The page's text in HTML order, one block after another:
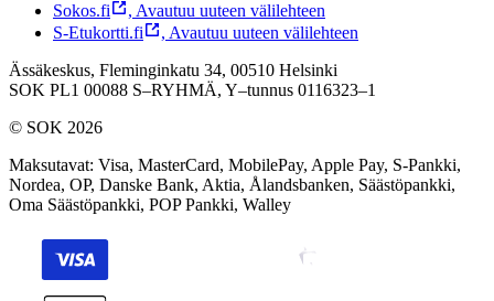
Sokos.fi
, Avautuu uuteen välilehteen
S-Etukortti.fi
, Avautuu uuteen välilehteen
Ässäkeskus, Fleminginkatu 34, 00510 Helsinki
SOK PL1 00088 S–RYHMÄ, Y–tunnus 0116323–1
© SOK 2026
Maksutavat: Visa, MasterCard, MobilePay, Apple Pay, S-Pankki,
Nordea, OP, Danske Bank, Aktia, Ålandsbanken, Säästöpankki,
Oma Säästöpankki, POP Pankki, Walley